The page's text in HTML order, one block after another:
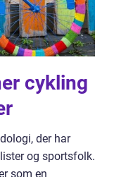
cykling
der har
og sportsfolk.
som en